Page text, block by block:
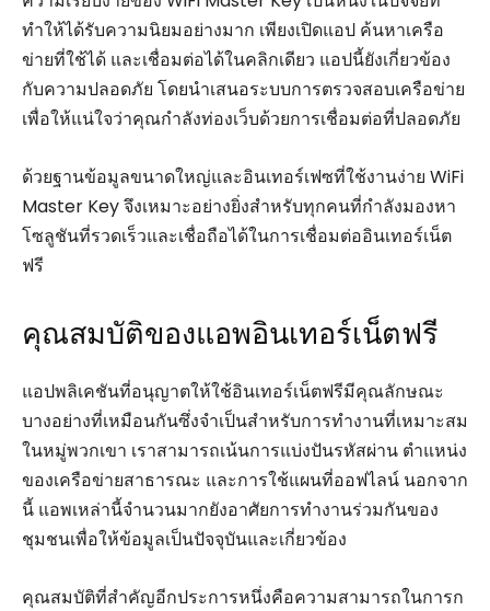
ทำให้ได้รับความนิยมอย่างมาก เพียงเปิดแอป ค้นหาเครือ
ข่ายที่ใช้ได้ และเชื่อมต่อได้ในคลิกเดียว แอปนี้ยังเกี่ยวข้อง
กับความปลอดภัย โดยนำเสนอระบบการตรวจสอบเครือข่าย
เพื่อให้แน่ใจว่าคุณกำลังท่องเว็บด้วยการเชื่อมต่อที่ปลอดภัย
ด้วยฐานข้อมูลขนาดใหญ่และอินเทอร์เฟซที่ใช้งานง่าย WiFi
Master Key จึงเหมาะอย่างยิ่งสำหรับทุกคนที่กำลังมองหา
โซลูชันที่รวดเร็วและเชื่อถือได้ในการเชื่อมต่ออินเทอร์เน็ต
ฟรี
คุณสมบัติของแอพอินเทอร์เน็ตฟรี
แอปพลิเคชันที่อนุญาตให้ใช้อินเทอร์เน็ตฟรีมีคุณลักษณะ
บางอย่างที่เหมือนกันซึ่งจำเป็นสำหรับการทำงานที่เหมาะสม
ในหมู่พวกเขา เราสามารถเน้นการแบ่งปันรหัสผ่าน ตำแหน่ง
ของเครือข่ายสาธารณะ และการใช้แผนที่ออฟไลน์ นอกจาก
นี้ แอพเหล่านี้จำนวนมากยังอาศัยการทำงานร่วมกันของ
ชุมชนเพื่อให้ข้อมูลเป็นปัจจุบันและเกี่ยวข้อง
คุณสมบัติที่สำคัญอีกประการหนึ่งคือความสามารถในการก